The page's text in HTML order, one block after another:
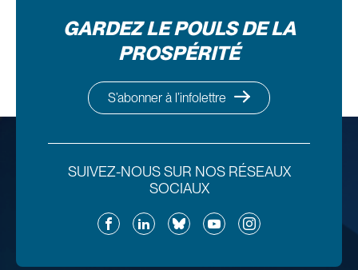
GARDEZ LE POULS DE LA
PROSPÉRITÉ
S’abonner à l’infolettre
SUIVEZ-NOUS SUR NOS RÉSEAUX
SOCIAUX
FacebookLinkedInBlueskyYouTubeInstagram